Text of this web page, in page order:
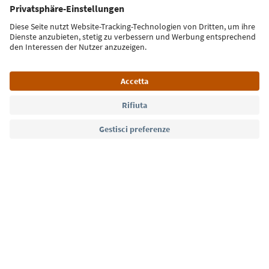
Iscriviti alla newsletter